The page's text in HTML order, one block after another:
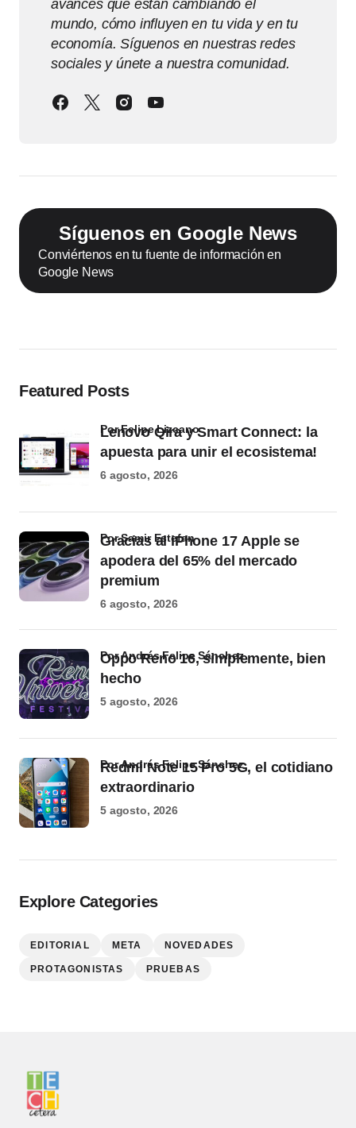
avances que están cambiando el
mundo, cómo influyen en tu vida y en tu
economía. Síguenos en nuestras redes
sociales y únete a nuestra comunidad.
Síguenos en Google News
Conviértenos en tu fuente de información en
Google News
Featured Posts
Lenovo Qira y Smart Connect: la
apuesta para unir el ecosistema!
por Felipe Lizcano
6 agosto, 2026
Gracias al iPhone 17 Apple se
apodera del 65% del mercado
premium
por Samir Estefan
6 agosto, 2026
Oppo Reno 16, simplemente, bien
hecho
por Andrés Felipe Sánchez
5 agosto, 2026
Redmi Note 15 Pro 5G, el cotidiano
extraordinario
por Andrés Felipe Sánchez
5 agosto, 2026
Explore Categories
EDITORIAL META NOVEDADES
PROTAGONISTAS PRUEBAS